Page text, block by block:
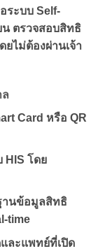
ระบบ Self-
น ตรวจสอบสิทธิ
ไม่ต้องผ่านเจ้า
Card หรือ QR
HIS โดย
านข้อมูลสิทธิ
time
ละแพทย์ที่เปิด